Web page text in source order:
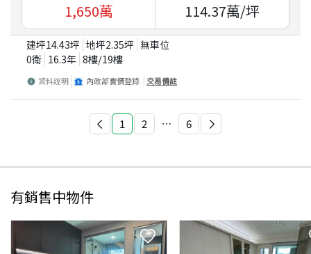
1,650萬 114.37萬/坪
建坪14.43坪 地坪2.35坪 無車位
0衛 16.3年 8樓/19樓
資料說明 內政部實價登錄 交易備註
1 2 ⋯ 6
有銷售中物件